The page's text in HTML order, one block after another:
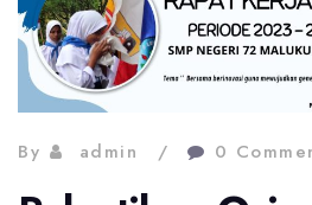
By admin 0